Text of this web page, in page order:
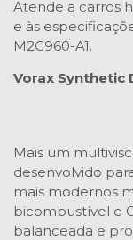
Atende a carros
e às
M2C960-A1.
Vorax Synthetic
Mais um
desenvolvido
mais modernos
bicombustível e
balanceada e